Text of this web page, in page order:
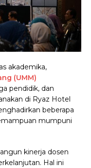
akademika,
(UMM)
pendidik, dan
di Ryaz Hotel
beberapa
mumpuni
kinerja dosen
Hal ini